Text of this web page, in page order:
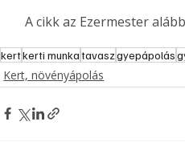
A cikk az Ezermester
kertkerti munkatavaszgyepápolás
Kert, növényápolás